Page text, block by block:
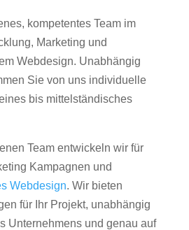
kompetentes Team im
Marketing und
Webdesign. Unabhängig
Sie von uns individuelle
bis mittelständisches
Team entwickeln wir für
Kampagnen und
Webdesign. Wir bieten
für Ihr Projekt, unabhängig
Unternehmens und genau auf